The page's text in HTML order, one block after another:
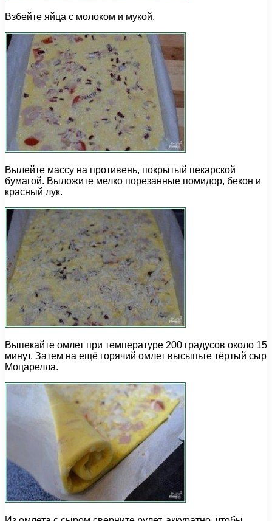
Взбейте яйца с молоком и мукой.
Вылейте массу на противень, покрытый пекарской
бумагой. Выложите мелко порезанные помидор, бекон и
красный лук.
Выпекайте омлет при температуре 200 градусов около 15
минут. Затем на ещё горячий омлет высыпьте тёртый сыр
Моцарелла.